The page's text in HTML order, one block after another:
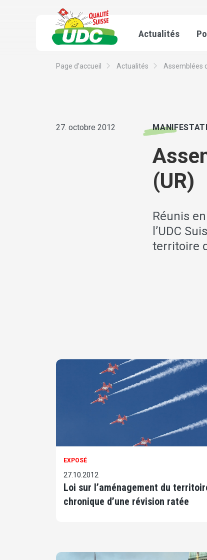
Actualités
Page d’accueil Actualités Assemblées
27. octobre 2012
(UR)
Réunis
l’UDC
territoire
EXPOSÉ
27.10.2012
Loi sur l’aménagement du
chronique d’une révision ratée